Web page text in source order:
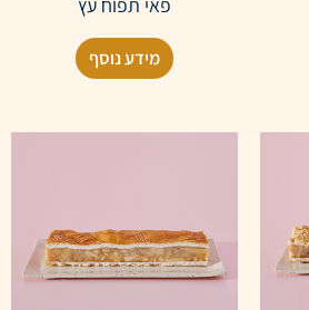
פאי תפוח עץ
מידע נוסף